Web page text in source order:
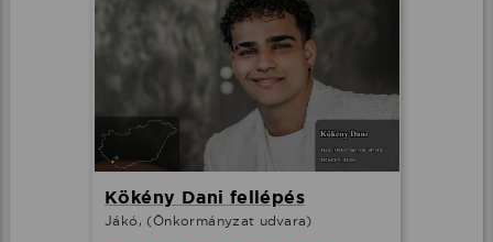
Kökény Dani fellépés
Jákó, (Önkormányzat udvara)